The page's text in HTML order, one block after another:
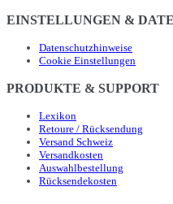
EINSTELLUNGEN &
Datenschutzhinweise
Cookie Einstellungen
PRODUKTE & SUPPORT
Lexikon
Retoure / Rücksendung
Versand Schweiz
Versandkosten
Auswahlbestellung
Rücksendekosten